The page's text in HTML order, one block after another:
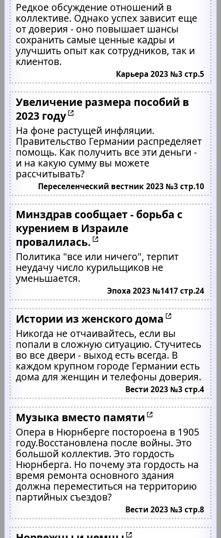
Редкое обсуждение отношений в
коллективе. Однако успех зависит еще
от доверия - оно повышает шансы
сохранить самые ценные кадры и
улучшить опыт как сотрудников, так и
клиентов.
Карьера 2023 №3 стр.5
Увеличение размера пособий в
2023 году
На фоне растущей инфляции.
Правительство Германии распределяет
помощь. Как получить все эти деньги -
и на какую сумму вы можете
рассчитывать?
Переселенческий вестник 2023 №3 стр.10
Минздрав сообщает - борьба с
курением в Израиле
провалилась.
Политика "все или ничего", терпит
неудачу число курильщиков не
уменьшается.
Эпоха 2023 №1417 стр.24
Истории из женского дома
Никогда не отчаивайтесь, если вы
попали в сложную ситуацию. Стучитесь
во все двери - выход есть всегда. В
каждом крупном городе Германии есть
дома для женщин и телефоны доверия.
Вести 2023 №3 стр.4
Музыка вместо памяти
Опера в Нюрнберге постороена в 1905
году.Восстановлена после войны. Это
большой коллектив. Это гордость
Нюрнберга. Но почему эта гордость на
время ремонта основного здания
должна переместиться на территорию
партийных съездов?
Вести 2023 №3 стр.8